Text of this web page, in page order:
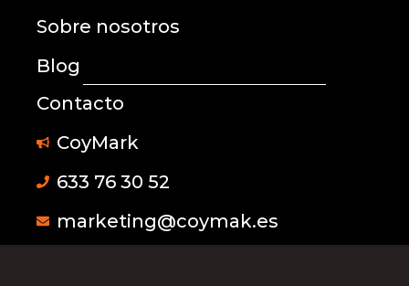
Sobre nosotros
Blog
Contacto
CoyMark
633 76 30 52
marketing@coymak.es